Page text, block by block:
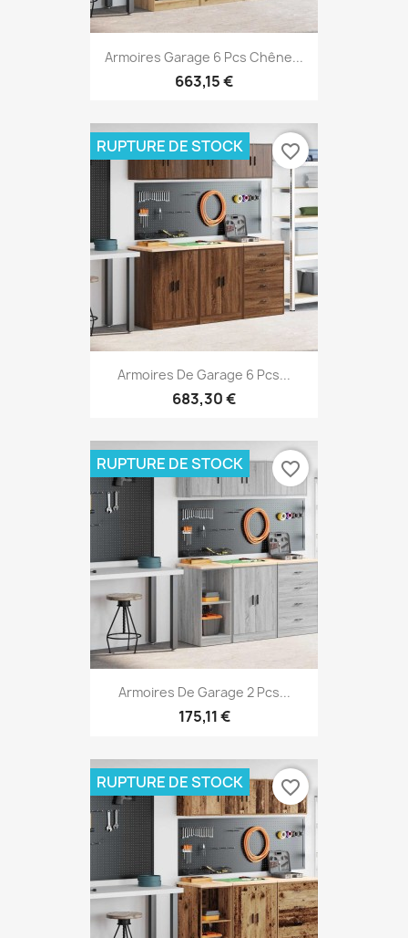
Armoires Garage 6 Pcs Chêne...
663,15 €
Armoires De Garage 6 Pcs...
683,30 €
RUPTURE DE STOCK favorite_border
Armoires De Garage 2 Pcs...
175,11 €
RUPTURE DE STOCK favorite_border
RUPTURE DE STOCK favorite_border